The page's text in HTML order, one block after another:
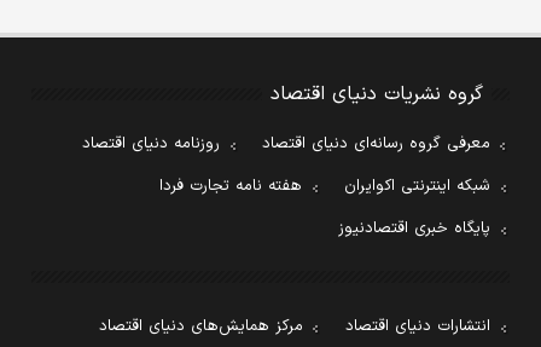
گروه نشریات دنیای اقتصاد
معرفی گروه رسانه‌ای دنیای اقتصاد
روزنامه دنیای اقتصاد
شبکه اینترنتی اکوایران
هفته نامه تجارت فردا
پایگاه خبری اقتصادنیوز
انتشارات دنیای اقتصاد
مرکز همایش‌های دنیای اقتصاد